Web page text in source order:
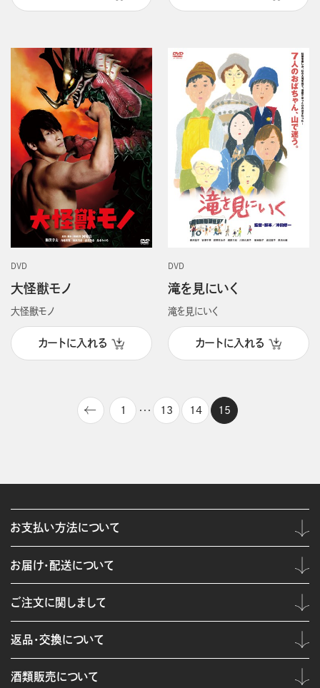
DVD
大怪獣モノ
大怪獣モノ
カートに入れる
DVD
滝を見にいく
滝を見にいく
カートに入れる
1 ・・・ 13 14 15
お支払い方法について
お届け・配送について
ご注文に関しまして
返品・交換について
酒類販売について